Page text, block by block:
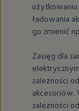
ładowania
go zmienić
Zasięg dla
zależności
akcesoriów.
zależności